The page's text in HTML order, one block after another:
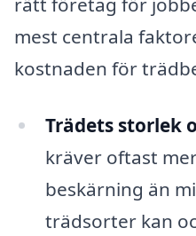
mest centrala
kostnaden för
Trädets storlek
kräver oftast
beskärning än
trädsorter kan